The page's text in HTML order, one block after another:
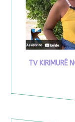
TV KIRIMURÊ